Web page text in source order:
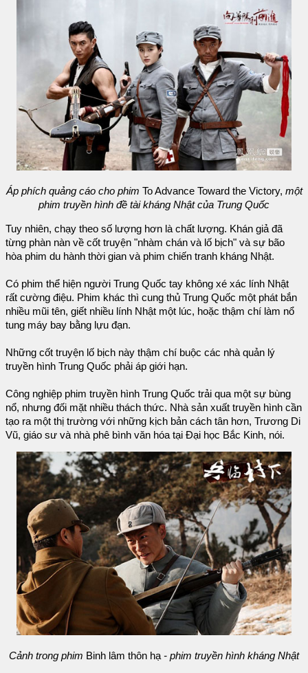
Áp phích quảng cáo cho phim To Advance Toward the Victory, một
phim truyền hình đề tài kháng Nhật của Trung Quốc
Tuy nhiên, chạy theo số lượng hơn là chất lượng. Khán giả đã
từng phàn nàn về cốt truyện "nhàm chán và lố bịch" và sự bão
hòa phim du hành thời gian và phim chiến tranh kháng Nhật.
Có phim thể hiện người Trung Quốc tay không xé xác lính Nhật
rất cường điệu. Phim khác thì cung thủ Trung Quốc một phát bắn
nhiều mũi tên, giết nhiều lính Nhật một lúc, hoặc thậm chí làm nổ
tung máy bay bằng lựu đạn.
Những cốt truyện lố bịch này thậm chí buộc các nhà quản lý
truyền hình Trung Quốc phải áp giới hạn.
Công nghiệp phim truyền hình Trung Quốc trải qua một sự bùng
nổ, nhưng đối mặt nhiều thách thức. Nhà sản xuất truyền hình cần
tạo ra một thị trường với những kịch bản cách tân hơn, Trương Di
Vũ, giáo sư và nhà phê bình văn hóa tại Đại học Bắc Kinh, nói.
Cảnh trong phim Binh lâm thôn hạ - phim truyền hình kháng Nhật